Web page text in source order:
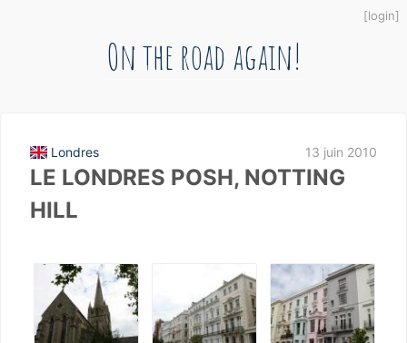
login
On the road again!
13 juin 2010
Londres
LE LONDRES POSH, NOTTING
HILL